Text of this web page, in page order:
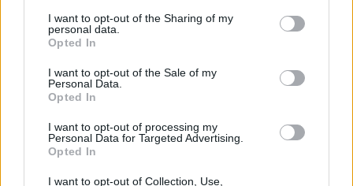
I want to opt-out of the Sharing of my
personal data.
Opted In
I want to opt-out of the Sale of my
Personal Data.
Opted In
I want to opt-out of processing my
Personal Data for Targeted Advertising.
Opted In
I want to opt-out of Collection, Use,
ΠΕΡΙΣΣΌΤΕΡΑ ΣΕ ΑΥΤΉ ΤΗΝ ΚΑΤΗΓΟΡΊΑ
Λογαριασμοί ηλεκτρικού
Το ευρώ υποχωρεί 0,42%,